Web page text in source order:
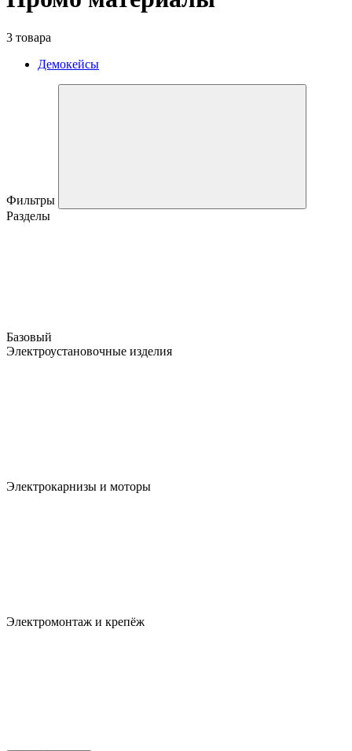
3 товара
Демокейсы
Фильтры
Разделы
Базовый
Электроустановочные изделия
Электрокарнизы и моторы
Электромонтаж и крепёж